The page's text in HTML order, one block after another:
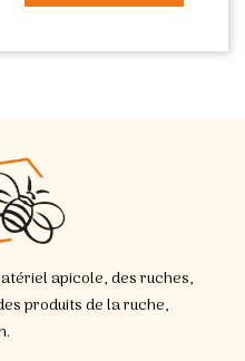
apicole, des ruches,
produits de la ruche,